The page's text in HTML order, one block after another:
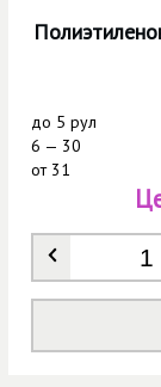
до 5 рул
6 — 30
от31